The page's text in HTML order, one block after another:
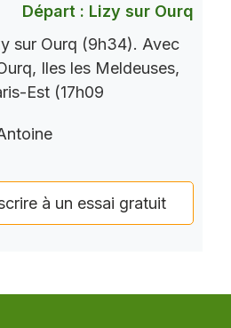
Départ : Lizy sur Ourq
sur Ourq (9h34). Avec
Iles les Meldeuses,
Est (17h09
à un essai gratuit